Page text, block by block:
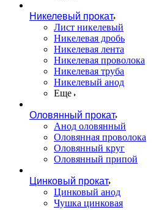
Никелевый прокат
Лист никелевый
Никелевая дробь
Никелевая лента
Никелевая проволока
Никелевая труба
Никелевый анод
Еще
Оловянный прокат
Анод оловянный
Оловянная проволока
Оловянный круг
Оловянный припой
Цинковый прокат
Цинковый анод
Чушка цинковая